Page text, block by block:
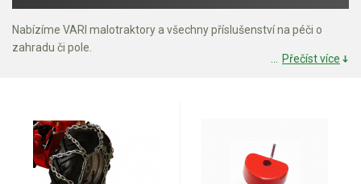
Motorové pily
Jednoruční pily
Vyvětvovací pily
Nabízíme VARI malotraktory a všechny příslušenství na péči o
zahradu či pole.
Přečíst více